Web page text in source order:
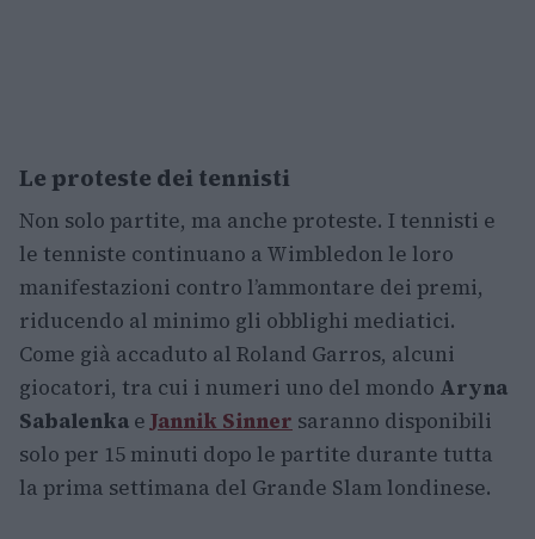
Le proteste dei tennisti
Non solo partite, ma anche proteste. I tennisti e
le tenniste continuano a Wimbledon le loro
manifestazioni contro l’ammontare dei premi,
riducendo al minimo gli obblighi mediatici.
Come già accaduto al Roland Garros, alcuni
giocatori, tra cui i numeri uno del mondo Aryna
Sabalenka eJannik Sinner saranno disponibili
solo per 15 minuti dopo le partite durante tutta
la prima settimana del Grande Slam londinese.